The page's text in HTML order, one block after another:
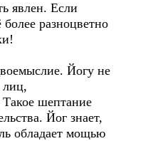
явлен. Если
разноцветно
Йогу не
лиц,
шептание
Йог знает,
обладает мощью